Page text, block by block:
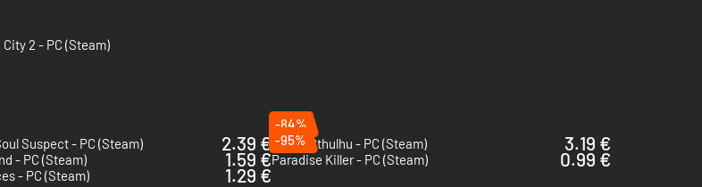
2 - PC (Steam)
Suspect - PC (Steam)
2.39 €
-84%
Call of Cthulhu - PC (Steam)
3.19 €
- PC (Steam)
1.59 €
-95%
Paradise Killer - PC (Steam)
0.99 €
- PC (Steam)
1.29 €